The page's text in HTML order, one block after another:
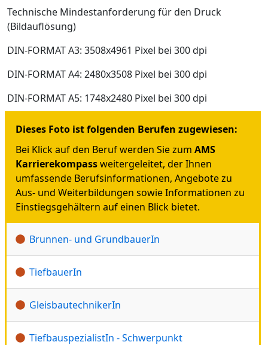
Technische Mindestanforderung für den Druck
(Bildauflösung)
DIN-FORMAT A3: 3508x4961 Pixel bei 300 dpi
DIN-FORMAT A4: 2480x3508 Pixel bei 300 dpi
DIN-FORMAT A5: 1748x2480 Pixel bei 300 dpi
Dieses Foto ist folgenden Berufen zugewiesen:
Bei Klick auf den Beruf werden Sie zum AMS
Karrierekompassweitergeleitet, der Ihnen
umfassende Berufsinformationen, Angebote zu
Aus- und Weiterbildungen sowie Informationen zu
Einstiegsgehältern auf einen Blick bietet.
Brunnen- und GrundbauerIn
TiefbauerIn
GleisbautechnikerIn
TiefbauspezialistIn - Schwerpunkt